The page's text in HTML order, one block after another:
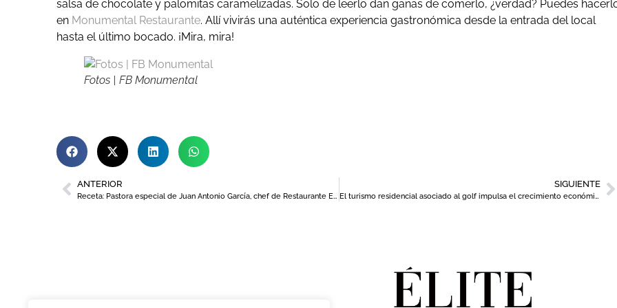
salsa de chocolate y palomitas caramelizadas. Solo de leerlo dan ganas de comerlo, ¿verdad? Puedes
en Monumental Restaurante. Allí vivirás una auténtica experiencia gastronómica desde la entrada del local
hasta el último bocado. ¡Mira, mira!
Fotos | FB Monumental
ANTERIOR
Receta: Pastora especial de Juan Antonio García, chef de Restaurante El Churra
SIGUIENTE
El turismo residencial asociado al golf impulsa el crecimiento económico en la Región